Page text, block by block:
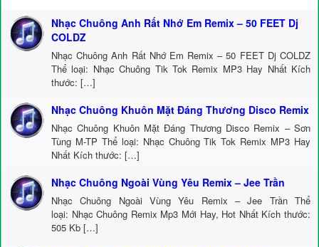
Nhạc Chuông Anh Rất Nhớ Em Remix – 50 FEET Dj
COLDZ
Nhạc Chuông Anh Rất Nhớ Em Remix – 50 FEET Dj COLDZ
Thể loại: Nhạc Chuông Tik Tok Remix MP3 Hay Nhất Kích
thước: […]
Nhạc Chuông Khuôn Mặt Đáng Thương Disco Remix
Nhạc Chuông Khuôn Mặt Đáng Thương Disco Remix – Sơn
Tùng M-TP Thể loại: Nhạc Chuông Tik Tok Remix MP3 Hay
Nhất Kích thước: […]
Nhạc Chuông Ngoài Vùng Yêu Remix – Jee Trần
Nhạc Chuông Ngoài Vùng Yêu Remix – Jee Trần Thể
loại: Nhạc Chuông Remix Mp3 Mới Hay, Hot Nhất Kích thước:
505 Kb […]